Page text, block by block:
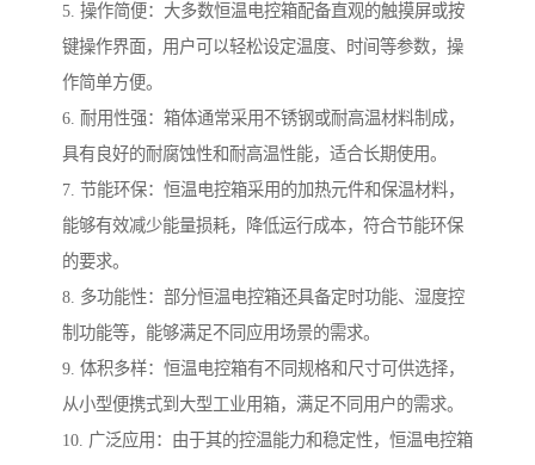
5. 操作简便：大多数恒温电控箱配备直观的触摸屏或按
键操作界面，用户可以轻松设定温度、时间等参数，操
作简单方便。
6. 耐用性强：箱体通常采用不锈钢或耐高温材料制成，
具有良好的耐腐蚀性和耐高温性能，适合长期使用。
7. 节能环保：恒温电控箱采用的加热元件和保温材料，
能够有效减少能量损耗，降低运行成本，符合节能环保
的要求。
8. 多功能性：部分恒温电控箱还具备定时功能、湿度控
制功能等，能够满足不同应用场景的需求。
9. 体积多样：恒温电控箱有不同规格和尺寸可供选择，
从小型便携式到大型工业用箱，满足不同用户的需求。
10. 广泛应用：由于其的控温能力和稳定性，恒温电控箱